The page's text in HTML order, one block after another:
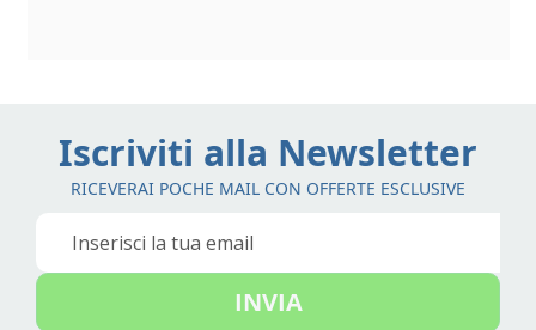
Iscriviti alla Newsletter
RICEVERAI POCHE MAIL CON OFFERTE ESCLUSIVE
Iscriviti
nostra
INVIA